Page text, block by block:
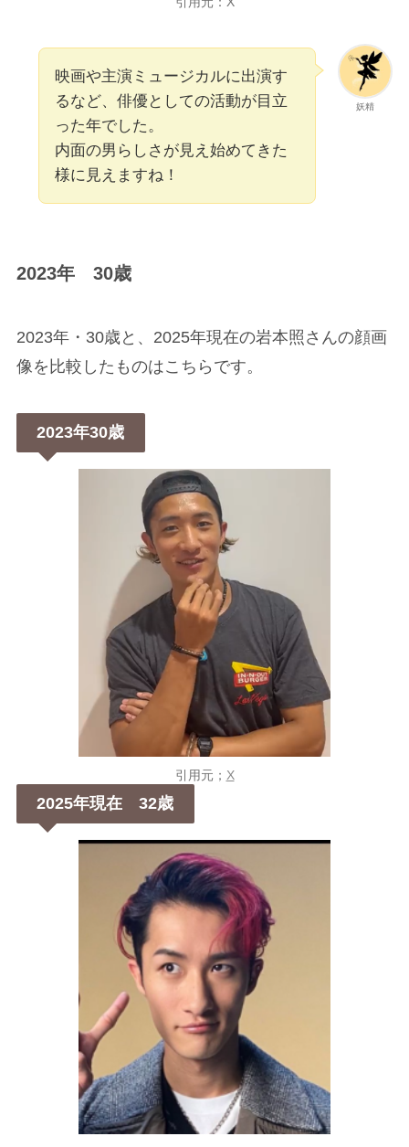
妖精
映画や主演ミュージカルに出演す
るなど、俳優としての活動が目立
った年でした。
内面の男らしさが見え始めてきた
様に見えますね！
2023年 30歳
2023年・30歳と、2025年現在の岩本照さんの顔画
像を比較したものはこちらです。
2023年30歳
引用元； X
2025年現在 32歳